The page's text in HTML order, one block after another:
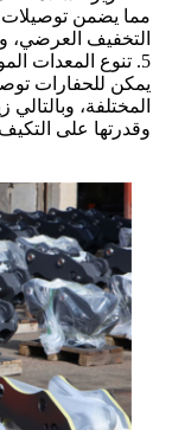
مما يضمن توصيلات
التخفيف العرضي،
5. تنوع المعدات
يمكن للحفارات
المختلفة،
وقدرتها على